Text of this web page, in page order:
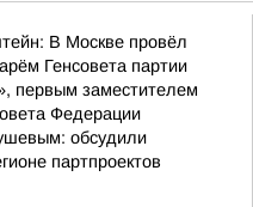
В Москве провёл
Генсовета партии
первым заместителем
Федерации
обсудили
партпроектов